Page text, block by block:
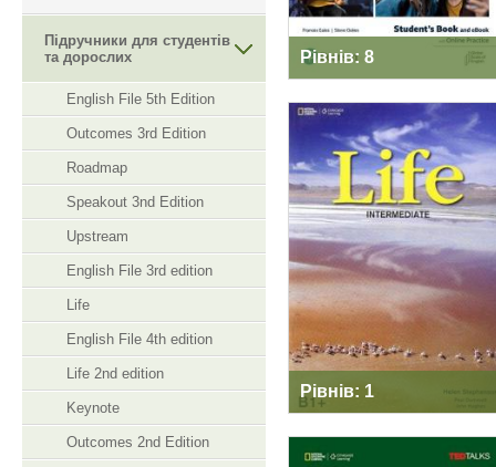
Підручники для студентів
та дорослих
English File 5th Edition
Outcomes 3rd Edition
Roadmap
Speakout 3nd Edition
Upstream
English File 3rd edition
Life
English File 4th edition
Life 2nd edition
Keynote
Outcomes 2nd Edition
Рівнів: 8
Рівнів: 1
LIFE